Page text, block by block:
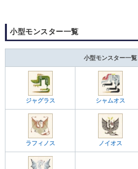
小型モンスター一覧
小型モンスター一覧
ジャグラス シャムオス
ラフィノス ノイオス